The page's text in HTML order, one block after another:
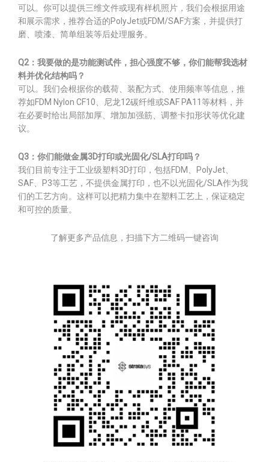
可以。你可以提供三维文件或现有样机照片，我们会根据用途
和展示需求，推荐合适的PolyJet或FDM/SAF方案，并提供打
磨、喷漆、简单组装等后处理服务。
Q2：我要做的是功能测试件，担心强度不够，你们能帮我选材
料并优化结构吗？
可以。我们会根据你的载荷、装配方式、使用频率等信息，推
荐如FDM Nylon CF10、尼龙12碳纤维或SAF PA11等材料，并
在必要时给出局部加厚、增加加强筋、调整卡扣形状等优化建
议。
Q3：你们能做金属3D打印或光固化/SLA打印吗？
我们目前专注于工业级塑料3D打印，包括FDM、PolyJet、
SAF、P3等工艺，不提供金属打印，也不以光固化/SLA作为我
们的工艺方向。这样可以把精力集中在塑料工艺上，保证稳定
和可控的质量。
了解更多产品信息，扫描下方二维码一键咨询